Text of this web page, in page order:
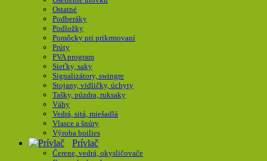
Ostatné
Podberáky
Podložky
Pomôcky pri prikrmovaní
Prúty
PVA program
Sieťky, saky
Signalizátory, swingre
Stojany, vidličky, úchyty
Tašky, púzdra, ruksaky
Váhy
Vedrá, sitá, miešadlá
Vlasce a šnúry
Výroba boilies
Prívlač
Čerene, vedrá, okysličovače